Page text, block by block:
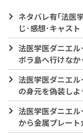
ネタバレ有｢法医
じ･感想･キャスト
法医学医ダニエ
ボラ島へ行けな
法医学医ダニエ
の身元を偽装し
法医学医ダニエ
から金属プレート